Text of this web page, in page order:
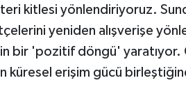
kitlesi yönlendiriyoruz.
yeniden alışverişe
bir 'pozitif döngü' yaratıyor.
küresel erişim gücü